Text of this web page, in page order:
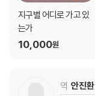
지구별 어디로 가고 있
는가
10,000원
역 안진환